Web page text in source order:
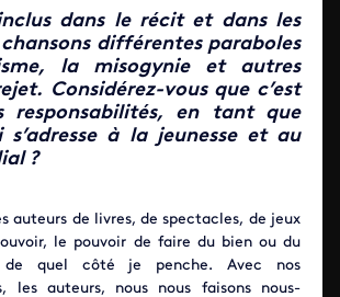
dans le récit et dans les
différentes paraboles
la misogynie et autres
Considérez-vous que c’est
responsabilités, en tant que
à la jeunesse et au
?
auteurs de livres, de spectacles, de jeux
le pouvoir de faire du bien ou du
de quel côté je penche. Avec nos
les auteurs, nous nous faisons nous-